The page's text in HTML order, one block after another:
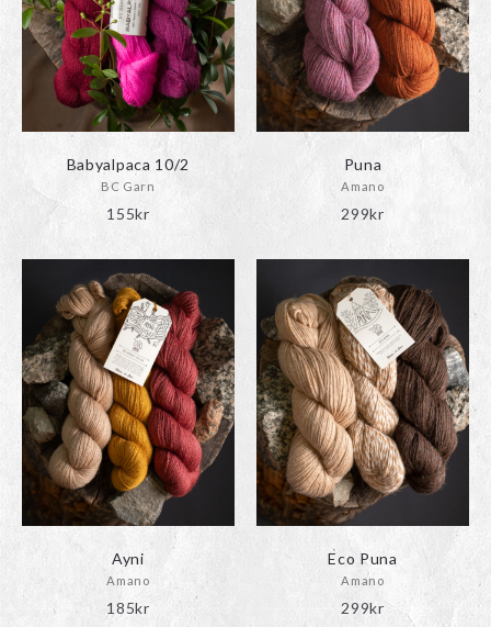
Babyalpaca 10/2
BC Garn
155kr
Puna
Amano
299kr
Ayni
Amano
185kr
Eco Puna
Amano
299kr